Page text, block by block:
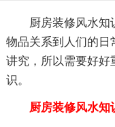
厨房装修风水知
物品关系到人们的日
讲究，所以需要好好
识。
厨房装修风水知